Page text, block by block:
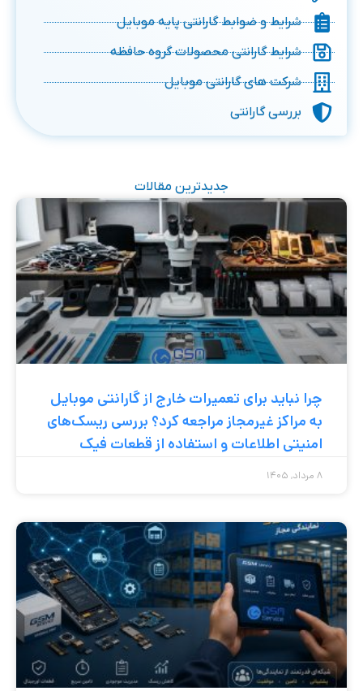
شرایط و ضوابط گارانتی پایه موبایل
شرایط گارانتی محصولات گروه حافظه
شرکت های گارانتی موبایل
بررسی گارانتی
جدیدترین مقالات
چرا نباید برای تعمیرات خارج از گارانتی موبایل
به مراکز غیرمجاز مراجعه کرد؟ بررسی ریسک‌های
امنیتی اطلاعات و استفاده از قطعات فیک
۸ مرداد, ۱۴۰۵